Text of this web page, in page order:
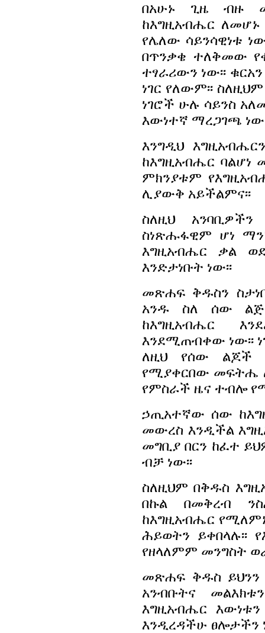
በአሁኑ ጊዜ ብዙ
ከእግዚአብሔር
የሌለው ሳይንሳዊነቱ ነው
በጥንቃቄ ተለቅመው
ተፃራሪውን ነው፡፡
ነገር የለውም፡፡
ነገሮች ሁሉ ሳይንስ
እውነተኛ ማረጋገጫ
እንግዲህ
ከእግዚአብሔር ባልሆነ
ምክንያቱም
ሊያውቅ አይችልምና፡፡
ስለዚህ
ስነጽሑፋዊም ሆነ
እግዚአብሔር ቃል
እንድታነቡት ነው፡፡
መጽሐፍ ቅዱስን
አንዱ ስለ ሰው ልጅ
ከእግዚአብሔር
እንደሚጠብቀው ነው፡፡
ለዚህ የሰው ልጆች
የሚያቀርበው መፍትሔ
የምስራች ዜና ተብሎ
ኃጢአተኛው ሰው
መውረስ እንዲችል
መግቢያ በርን ከፈተ
ብቻ ነው፡፡
ስለዚህም በቅዱስ
በኩል በመቅረብ
ከእግዚአብሔር
ሕይወትን
የዘላለምም መንግስት
መጽሐፍ ቅዱስ ይህንን
አንብቡትና
እግዚአብሔር
እንዲረዳችሁ ፀሎታችን